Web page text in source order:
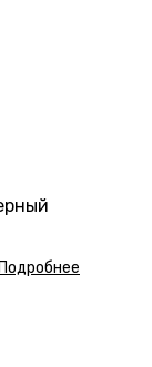
Подробнее